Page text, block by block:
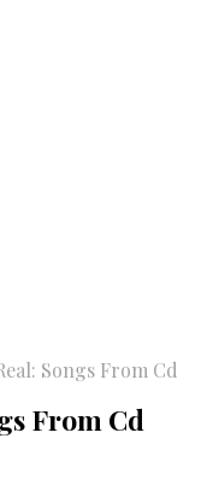
Songs From Cd
From Cd